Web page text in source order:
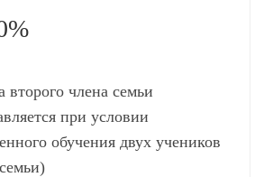
второго члена семьи
при условии
обучения двух учеников